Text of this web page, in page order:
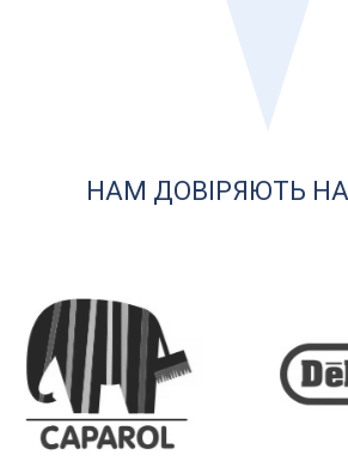
НАМ ДОВІРЯЮТЬ